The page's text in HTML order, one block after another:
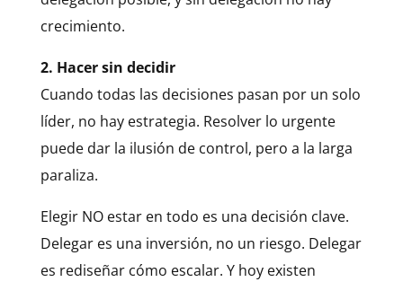
crecimiento.
2. Hacer sin decidir
Cuando todas las decisiones pasan por un solo
líder, no hay estrategia. Resolver lo urgente
puede dar la ilusión de control, pero a la larga
paraliza.
Elegir NO estar en todo es una decisión clave.
Delegar es una inversión, no un riesgo. Delegar
es rediseñar cómo escalar. Y hoy existen